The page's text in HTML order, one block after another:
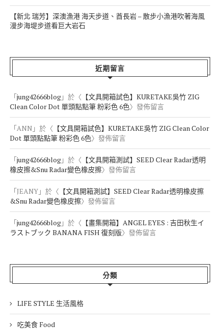
【新北 瑞芳】深澳漁港 海天步道、酋長岩 – 散步小漁港吹著海風
漫步海堤步道看巨大岩石
近期留言
「jung42666blog 」於〈 【文具開箱試色】KURETAKE吳竹 ZIG
Clean Color Dot 單頭點點筆 粉彩色 6色〉發佈留言
「ANN 」於〈 【文具開箱試色】KURETAKE吳竹 ZIG Clean Color
Dot 單頭點點筆 粉彩色 6色〉發佈留言
「jung42666blog 」於〈 【文具開箱測試】SEED Clear Radar透明
橡皮擦&Snu Radar變色橡皮擦〉發佈留言
「JEANY 」於〈 【文具開箱測試】SEED Clear Radar透明橡皮擦
&Snu Radar變色橡皮擦〉發佈留言
「jung42666blog 」於〈 【畫集開箱】ANGEL EYES : 吉田秋生イ
ラストブック BANANA FISH 復刻版〉發佈留言
分類
LIFE STYLE 生活風格
吃美食 Food